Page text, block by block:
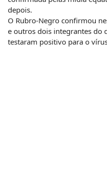
depois.
O Rubro-Negro confirmou
e outros dois integrantes do
testaram positivo para o